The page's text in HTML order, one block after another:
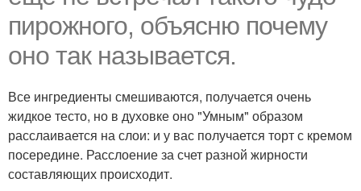
пирожного, объясню почему
оно так называется.
Все ингредиенты смешиваются, получается очень
жидкое тесто, но в духовке оно "Умным" образом
расслаивается на слои: и у вас получается торт с кремом
посередине. Расслоение за счет разной жирности
составляющих происходит.